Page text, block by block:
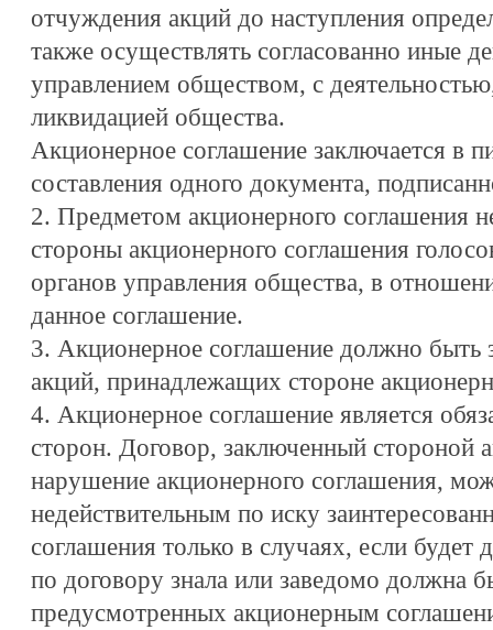
отчуждения акций до наступления
также осуществлять согласованно иные
управлением обществом, с
ликвидацией общества.
Акционерное соглашение заключается в
составления одного документа,
2. Предметом акционерного соглашения
стороны акционерного соглашения
органов управления общества, в
данное соглашение.
3. Акционерное соглашение должно быть
акций, принадлежащих стороне
4. Акционерное соглашение является
сторон. Договор, заключенный стороной
нарушение акционерного соглашения,
недействительным по иску
соглашения только в случаях, если будет
по договору знала или заведомо должна
предусмотренных акционерным